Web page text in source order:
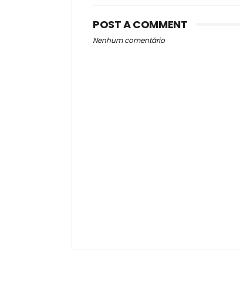
POST A COMMENT
Nenhum comentário